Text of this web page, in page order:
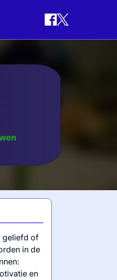
geliefd of
in de
en